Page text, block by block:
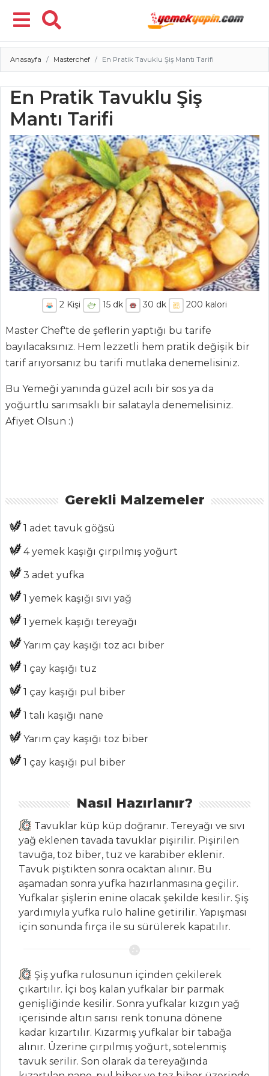
Menü
ANASAYFA
BLOG
ŞEFİN TARİFLERİ
MENÜLER
Tüm
Kategoriler
ET YEMEKLERI
KALAMAR IZGARA
MÜRDÜM ERİKLİ
Sote
Tarifleri
PASTA VE
TATLILAR
ÇİKOLATA SOSLU
KARPUZ EZME
ELMALI PASTA
Pasta ve Tatlılar
Tüm Tarifleri
HAMUR İŞLERI
XOXO KURABİYE
Anasayfa Masterchef En Pratik Tavuklu Şiş Mantı Tarifi
En Pratik Tavuklu Şiş
Mantı Tarifi
2Kişi 15 dk 30 dk 200 kalori
Master Chef'te de şeflerin yaptığı bu tarife
bayılacaksınız. Hem lezzetli hem pratik değişik bir
tarif arıyorsanız bu tarifi mutlaka denemelisiniz.
Bu Yemeği yanında güzel acılı bir sos ya da
yoğurtlu sarımsaklı bir salatayla denemelisiniz.
Afiyet Olsun :)
Gerekli Malzemeler
1 adet tavuk göğsü
4 yemek kaşığı çırpılmış yoğurt
3 adet yufka
1 yemek kaşığı sıvı yağ
1 yemek kaşığı tereyağı
Yarım çay kaşığı toz acı biber
1 çay kaşığı tuz
1 çay kaşığı pul biber
1 talı kaşığı nane
Yarım çay kaşığı toz biber
1 çay kaşığı pul biber
Nasıl Hazırlanır?
Tavuklar küp küp doğranır. Tereyağı ve sıvı
yağ eklenen tavada tavuklar pişirilir. Pişirilen
tavuğa, toz biber, tuz ve karabiber eklenir.
Tavuk piştikten sonra ocaktan alınır. Bu
aşamadan sonra yufka hazırlanmasına geçilir.
Yufkalar şişlerin enine olacak şekilde kesilir. Şiş
yardımıyla yufka rulo haline getirilir. Yapışması
için sonunda fırça ile su sürülerek kapatılır.
Şiş yufka rulosunun içinden çekilerek
çıkartılır. İçi boş kalan yufkalar bir parmak
genişliğinde kesilir. Sonra yufkalar kızgın yağ
içerisinde altın sarısı renk tonuna dönene
kadar kızartılır. Kızarmış yufkalar bir tabağa
alınır. Üzerine çırpılmış yoğurt, sotelenmiş
tavuk serilir. Son olarak da tereyağında